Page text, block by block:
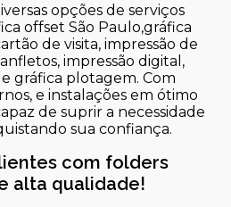
opções de serviços
offset São Paulo,gráfica
de visita, impressão de
impressão digital,
gráfica plotagem. Com
e instalações em ótimo
de suprir a necessidade
sua confiança.
com folders
alta qualidade!